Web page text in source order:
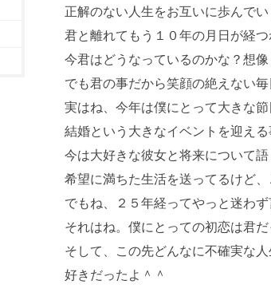
正解のない人生をお互いに歩んでい
君と離れてもう１０年の月日が経つ
今君はどうなっているのかな？想像
でも君の事だから笑顔の絶えない
実はね、今年は僕にとって大きな節
結婚という大きなイベントを迎える
今は大好きな彼女と将来について
希望に満ちた生活を送ってるけど
でもね、２５年経ってやっと迷わ
それはね。僕にとっての初恋は君だ
そして、この先どんなに不確実な
好きだったよ＾＾